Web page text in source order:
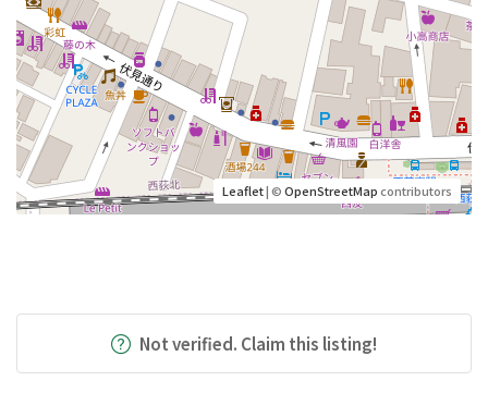
Leaflet| ©OpenStreetMapcontributors
Not verified. Claim this listing!